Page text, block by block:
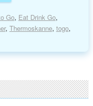
Go, Eat Drink Go,
, Thermoskanne, togo,